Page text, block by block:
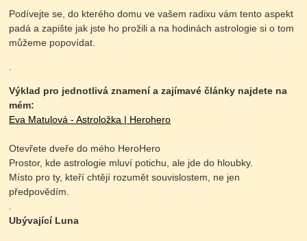
Podívejte se, do kterého domu ve vašem radixu vám tento aspekt
padá a zapište jak jste ho prožili a na hodinách astrologie si o tom
můžeme popovídat.
.
Výklad pro jednotlivá znamení a zajímavé články najdete na
mém:
Eva Matulová - Astroložka | Herohero
Otevřete dveře do mého HeroHero
Prostor, kde astrologie mluví potichu, ale jde do hloubky.
Místo pro ty, kteří chtějí rozumět souvislostem, ne jen
předpovědím.
.
Ubývající Luna